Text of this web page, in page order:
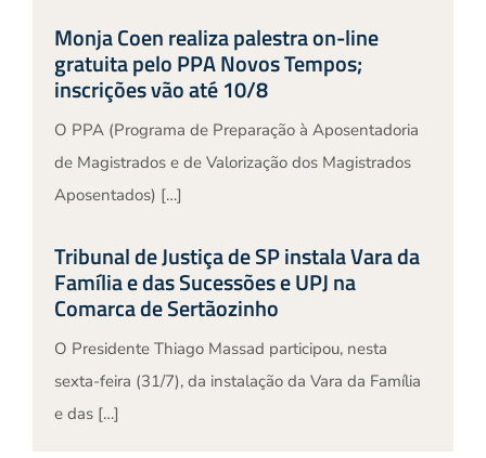
Monja Coen realiza palestra on-line
gratuita pelo PPA Novos Tempos;
inscrições vão até 10/8
O PPA (Programa de Preparação à Aposentadoria
de Magistrados e de Valorização dos Magistrados
Aposentados) […]
Tribunal de Justiça de SP instala Vara da
Família e das Sucessões e UPJ na
Comarca de Sertãozinho
O Presidente Thiago Massad participou, nesta
sexta-feira (31/7), da instalação da Vara da Família
e das […]